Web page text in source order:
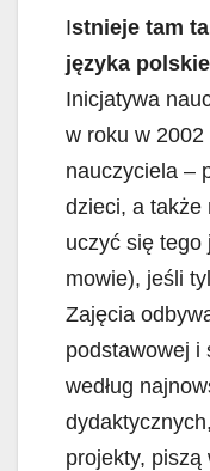
Istnieje tam
języka
Inicjatywa
w roku w
nauczyciela –
dzieci, a także
uczyć się tego
mowie), jeśli
Zajęcia
podstawowej i
według
projekty,